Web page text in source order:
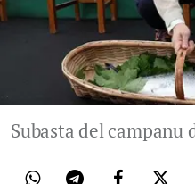
Subasta del campanu